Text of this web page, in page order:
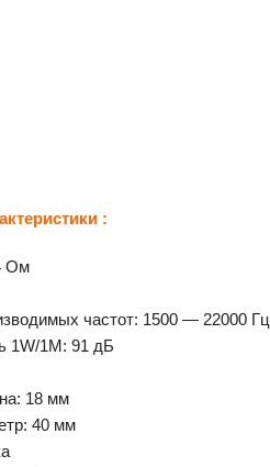
:
Ом
частот: 1500 — 22000 Гц
1W/1M: 91 дБ
18 мм
40 мм